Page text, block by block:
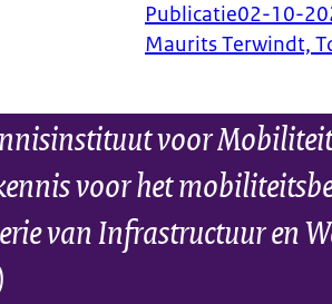
Publicatie02-10-
Maurits Terwindt,
voor
voor het
van Infrastructuur en